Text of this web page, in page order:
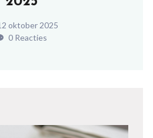
oktober 2025
0 Reacties